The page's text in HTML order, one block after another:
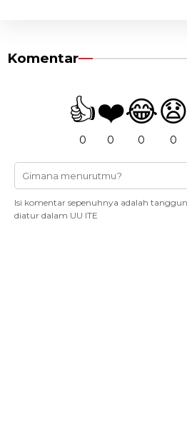
Komentar
👍
0
❤️
0
😂
0
😧
0
Isi komentar sepenuhnya adalah
diatur dalam UU ITE